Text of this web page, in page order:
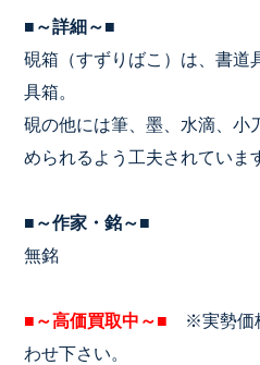
■～詳細～■
硯箱（すずりばこ）は、書道
具箱。
硯の他には筆、墨、水滴、小
められるよう工夫されていま
■～作家・銘～■
無銘
■～高価買取中～■ ※実勢価
わせ下さい。